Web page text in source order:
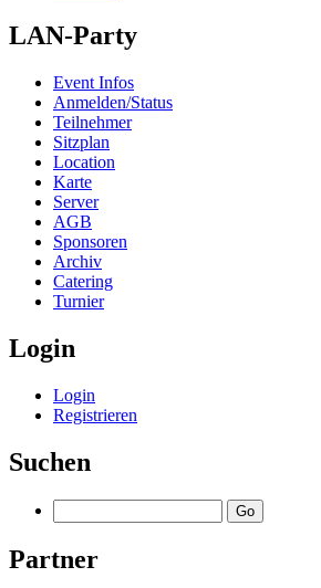
LAN-Party
Event Infos
Anmelden/Status
Teilnehmer
Sitzplan
Location
Karte
Server
AGB
Sponsoren
Archiv
Catering
Turnier
Login
Login
Registrieren
Suchen
Partner